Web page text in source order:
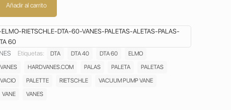
Añadir al carrito
RIETSCHLE-DTA-60-VANES-PALETAS-ALETAS-PALAS-
60
Etiquetas: DTA DTA 40 DTA 60
ELMO
HARDVANES.COM PALAS PALETA
PALETAS
PALETTE RIETSCHLE
VACUUM PUMP VANE
VANE VANES